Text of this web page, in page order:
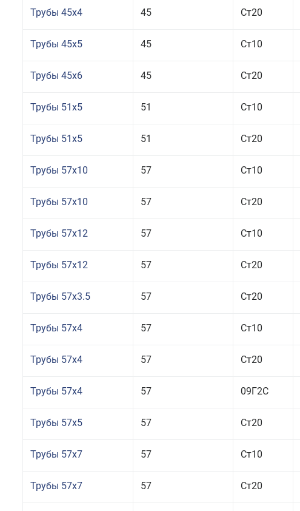
Трубы 45x4 45 Ст20
Трубы 45x5 45 Ст10
Трубы 45x6 45 Ст20
Трубы 51x5 51 Ст10
Трубы 51x5 51 Ст20
Трубы 57x10 57 Ст10
Трубы 57x10 57 Ст20
Трубы 57x12 57 Ст10
Трубы 57x12 57 Ст20
Трубы 57x3.5 57 Ст20
Трубы 57x4 57 Ст10
Трубы 57x4 57 Ст20
Трубы 57x4 57 09Г2С
Трубы 57x5 57 Ст20
Трубы 57x7 57 Ст10
Трубы 57x7 57 Ст20